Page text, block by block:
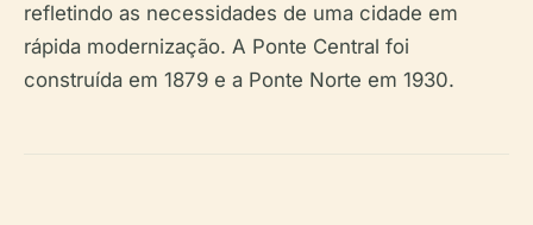
refletindo as necessidades de uma cidade em
rápida modernização. A Ponte Central foi
construída em 1879 e a Ponte Norte em 1930.